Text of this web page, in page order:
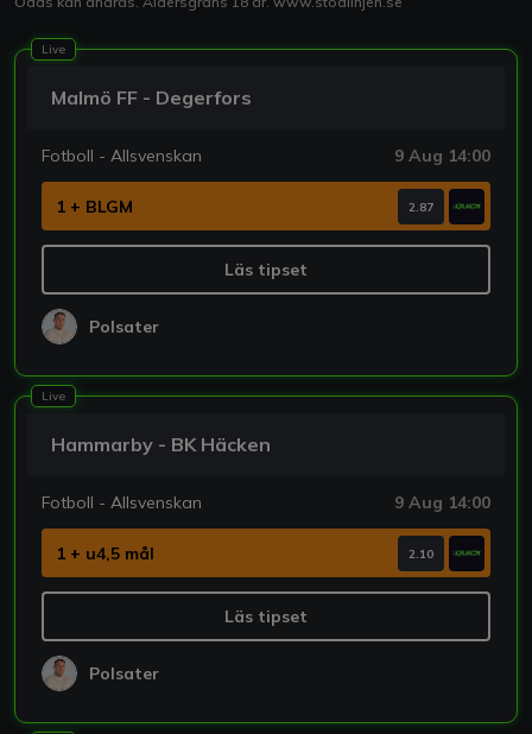
Live
Malmö FF - Degerfors
Fotboll - Allsvenskan 9 Aug 14:00
1 + BLGM 2.87
Läs tipset
Polsater
Live
Hammarby - BK Häcken
Fotboll - Allsvenskan 9 Aug 14:00
1 + u4,5 mål 2.10
Läs tipset
Polsater